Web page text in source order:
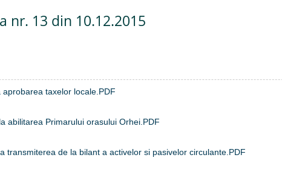
nr. 13 din 10.12.2015
aprobarea taxelor locale.PDF
abilitarea Primarului orasului Orhei.PDF
transmiterea de la bilant a activelor si pasivelor circulante.PDF